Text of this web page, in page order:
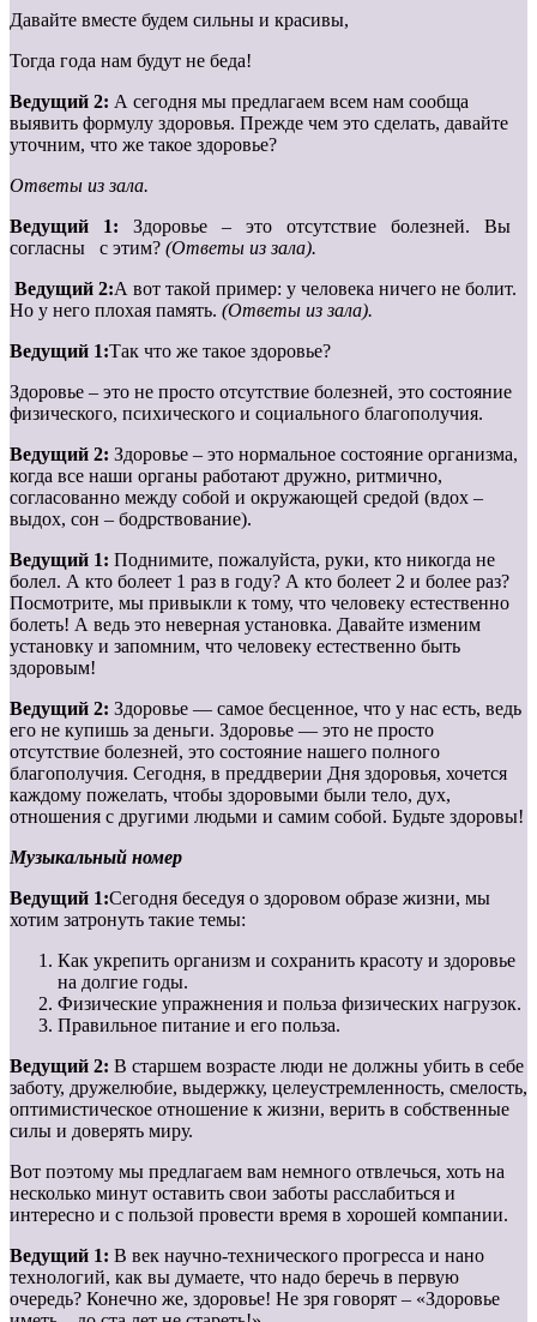
Давайте вместе будем сильны и красивы,
Тогда года нам будут не беда!
Ведущий 2: А сегодня мы предлагаем всем нам сообща
выявить формулу здоровья. Прежде чем это сделать, давайте
уточним, что же такое здоровье?
Ответы из зала.
Ведущий 1: Здоровье – это отсутствие болезней. Вы
согласны с этим? (Ответы из зала).
Ведущий 2:А вот такой пример: у человека ничего не болит.
Но у него плохая память. (Ответы из зала).
Ведущий 1:Так что же такое здоровье?
Здоровье – это не просто отсутствие болезней, это состояние
физического, психического и социального благополучия.
Ведущий 2: Здоровье – это нормальное состояние организма,
когда все наши органы работают дружно, ритмично,
согласованно между собой и окружающей средой (вдох –
выдох, сон – бодрствование).
Ведущий 1: Поднимите, пожалуйста, руки, кто никогда не
болел. А кто болеет 1 раз в году? А кто болеет 2 и более раз?
Посмотрите, мы привыкли к тому, что человеку естественно
болеть! А ведь это неверная установка. Давайте изменим
установку и запомним, что человеку естественно быть
здоровым!
Ведущий 2: Здоровье — самое бесценное, что у нас есть, ведь
его не купишь за деньги. Здоровье — это не просто
отсутствие болезней, это состояние нашего полного
благополучия. Сегодня, в преддверии Дня здоровья, хочется
каждому пожелать, чтобы здоровыми были тело, дух,
отношения с другими людьми и самим собой. Будьте здоровы!
Музыкальный номер
Ведущий 1:Сегодня беседуя о здоровом образе жизни, мы
хотим затронуть такие темы:
Как укрепить организм и сохранить красоту и здоровье
на долгие годы.
Физические упражнения и польза физических нагрузок.
Правильное питание и его польза.
Ведущий 2: В старшем возрасте люди не должны убить в себе
заботу, дружелюбие, выдержку, целеустремленность, смелость,
оптимистическое отношение к жизни, верить в собственные
силы и доверять миру.
Вот поэтому мы предлагаем вам немного отвлечься, хоть на
несколько минут оставить свои заботы расслабиться и
интересно и с пользой провести время в хорошей компании.
Ведущий 1: В век научно-технического прогресса и нано
технологий, как вы думаете, что надо беречь в первую
очередь? Конечно же, здоровье! Не зря говорят – «Здоровье